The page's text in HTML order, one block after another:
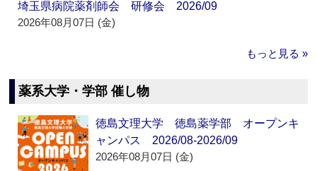
埼玉県病院薬剤師会 研修会 2026/09
2026年08月07日 (金)
もっと見る »
薬系大学・学部 催し物
徳島文理大学 徳島薬学部 オープンキ
ャンパス 2026/08-2026/09
2026年08月07日 (金)